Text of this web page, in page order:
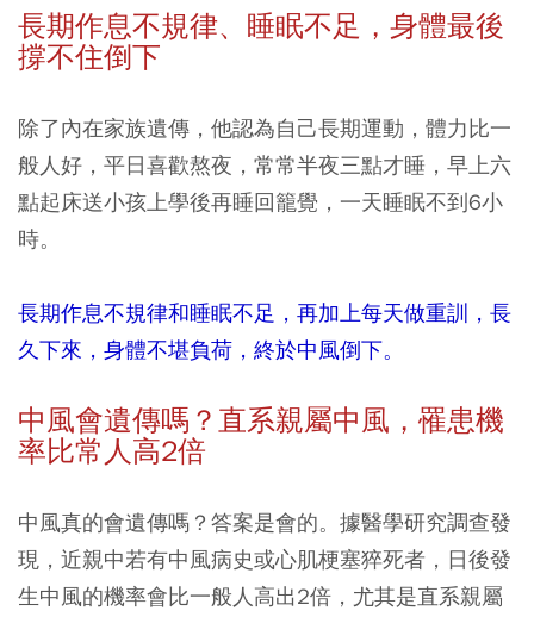
長期作息不規律、睡眠不足，身體最後
撐不住倒下
除了內在家族遺傳，他認為自己長期運動，體力比一
般人好，平日喜歡熬夜，常常半夜三點才睡，早上六
點起床送小孩上學後再睡回籠覺，一天睡眠不到6小
時。
長期作息不規律和睡眠不足，再加上每天做重訓，長
久下來，身體不堪負荷，終於中風倒下。
中風會遺傳嗎？直系親屬中風，罹患機
率比常人高2倍
中風真的會遺傳嗎？答案是會的。據醫學研究調查發
現，近親中若有中風病史或心肌梗塞猝死者，日後發
生中風的機率會比一般人高出2倍，尤其是直系親屬